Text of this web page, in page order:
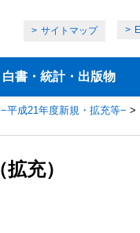
サイトマップ
白書・統計・出版物
平成21年度新規・拡充等− >
充）